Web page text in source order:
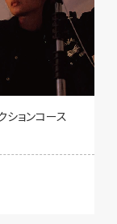
ションコース